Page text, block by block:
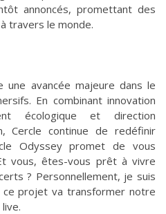
annoncés, promettant des
travers le monde.
une avancée majeure dans le
En combinant innovation
écologique et direction
Cercle continue de redéfinir
Odyssey promet de vous
vous, êtes-vous prêt à vivre
? Personnellement, je suis
projet va transformer notre